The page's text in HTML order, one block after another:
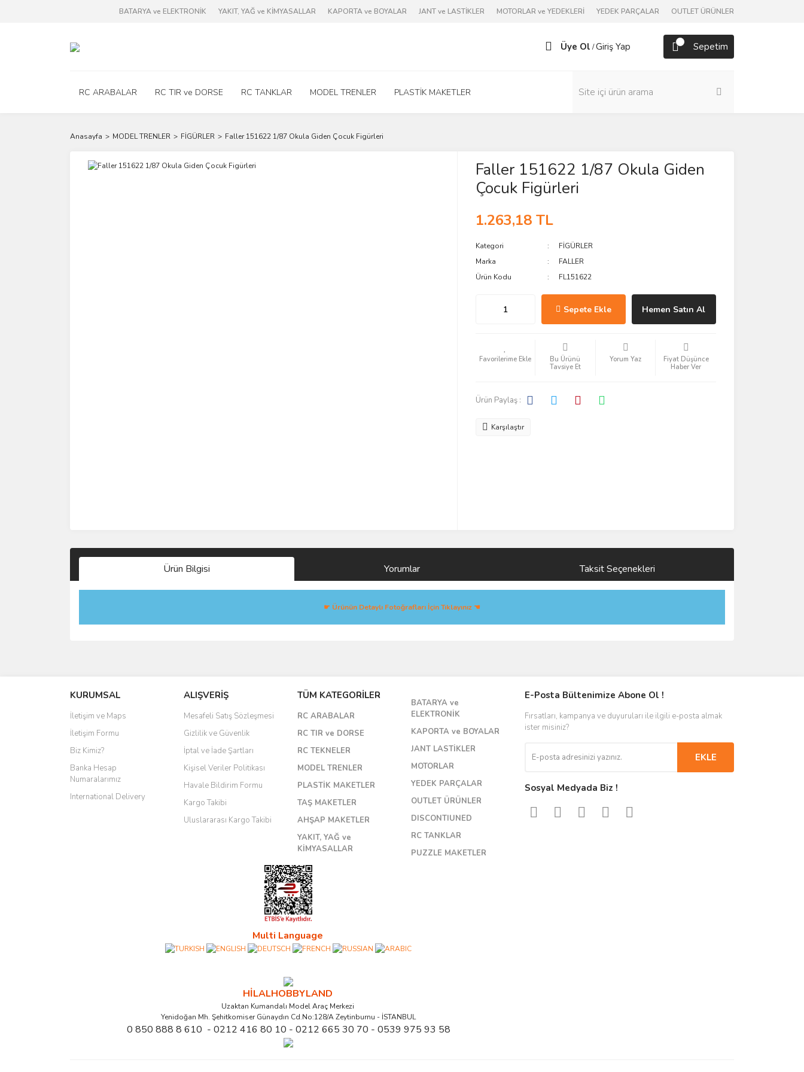
BATARYA ve ELEKTRONİK YAKIT, YAĞ ve KİMYASALLAR KAPORTA ve BOYALAR JANT ve LASTİKLER MOTORLAR ve YEDEKLERİ YEDEK PARÇALAR OUTLET ÜRÜNLER
Üye Ol /Giriş Yap Sepetim
RC ARABALAR RC TIR ve DORSE RC TANKLAR MODEL TRENLER PLASTİK MAKETLER
Anasayfa MODEL TRENLER FİGÜRLER Faller 151622 1/87 Okula Giden Çocuk Figürleri
Faller 151622 1/87 Okula Giden
Çocuk Figürleri
1.263,18 TL
Kategori
FİGÜRLER
Marka
FALLER
Ürün Kodu
FL151622
Sepete Ekle Hemen Satın Al
Bu Ürünü
Tavsiye Et
Yorum Yaz
Fiyat Düşünce
Haber Ver
Ürün Paylaş :
Karşılaştır
Ürün Bilgisi Yorumlar Taksit Seçenekleri
☛ Ürünün Detaylı Fotoğrafları İçin Tıklayınız ☚
Yorum Yaz
KURUMSAL
İletişim ve Maps
İletişim Formu
Biz Kimiz?
Banka Hesap
Numaralarımız
International Delivery
ALIŞVERİŞ
Mesafeli Satış Sözleşmesi
Gizlilik ve Güvenlik
İptal ve İade Şartları
Kişisel Veriler Politikası
Havale Bildirim Formu
Kargo Takibi
Uluslararası Kargo Takibi
TÜM KATEGORİLER
RC ARABALAR
RC TIR ve DORSE
RC TEKNELER
MODEL TRENLER
PLASTİK MAKETLER
TAŞ MAKETLER
AHŞAP MAKETLER
YAKIT, YAĞ ve
KİMYASALLAR
BATARYA ve
ELEKTRONİK
KAPORTA ve BOYALAR
JANT LASTİKLER
MOTORLAR
YEDEK PARÇALAR
OUTLET ÜRÜNLER
DISCONTIUNED
RC TANKLAR
PUZZLE MAKETLER
Multi Language
HİLALHOBBYLAND
Uzaktan Kumandalı Model Araç Merkezi
Yenidoğan Mh. Şehitkomiser Günaydın Cd.No:128/A Zeytinburnu - İSTANBUL
0 850 888 8 610 - 0212 416 80 10 - 0212 665 30 70 - 0539 975 93 58
E-Posta Bültenimize Abone Ol !
Fırsatları, kampanya ve duyuruları ile ilgili e-posta almak
ister misiniz?
EKLE
Sosyal Medyada Biz !